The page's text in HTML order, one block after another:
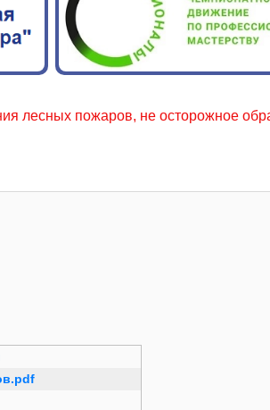
пожаров, не осторожное